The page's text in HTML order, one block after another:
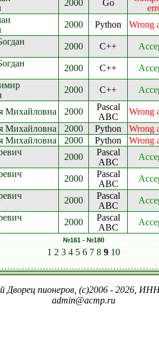
2000 Go
2000 Python Wrong
2000 C++
2000 C++
2000 C++
Михайловна 2000
Pascal
ABC
Wrong
Михайловна 2000 Python
Wrong
Михайловна 2000 Python
Wrong
2000
Pascal
ABC
2000
Pascal
ABC
2000
Pascal
ABC
2000
Pascal
ABC
№161 - №180
1 2 3 4 5 6 7 8 9 10
Дворец пионеров, (c)2006 - 2026,
admin@acmp.ru